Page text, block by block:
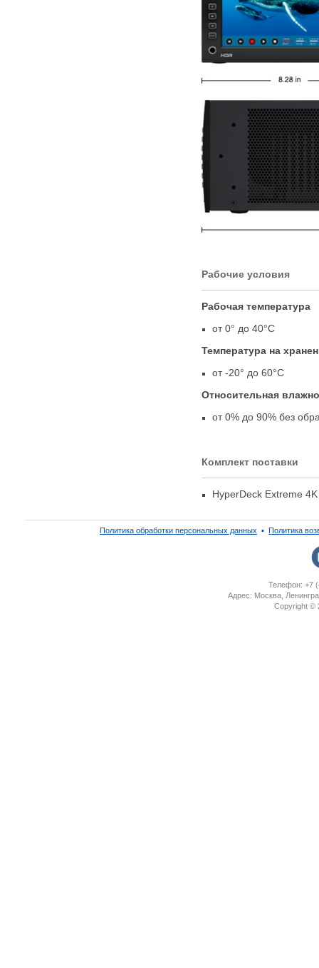
Рабочие условия
Рабочая температура
от 0° до 40°C
Температура на
от -20° до 60°C
Относительная
от 0% до 90% без
Комплект поставки
HyperDeck Extreme
Политика обработки персональных данных ▪ Политика
Телефон: +7
Адрес: Москва,
Copyright ©